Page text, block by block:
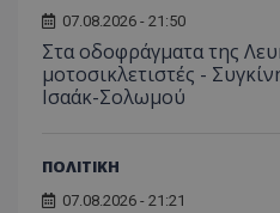
07.08.2026 - 21:50
Στα οδοφράγματα της
μοτοσικλετιστές -
Ισαάκ-Σολωμού
ΠΟΛΙΤΙΚΗ
07.08.2026 - 21:21
σύνδεση χρήστη και τη
Ο ιστότοπος δεν μπορεί
χωρίς τα απολύτως
Ονοματεπώνυμο